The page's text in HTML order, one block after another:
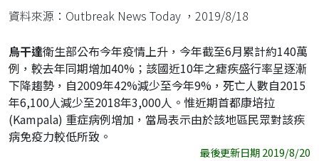
址
資料來源：Outbreak News Today ，2019/8/18
烏干達衛生部公布今年疫情上升，今年截至6月累計約140萬
例，較去年同期增加40%；該國近10年之瘧疾盛行率呈逐漸
下降趨勢，自2009年42%減少至今年9%，死亡人數自2015
年6,100人減少至2018年3,000人。惟近期首都康培拉
(Kampala) 重症病例增加，當局表示由於該地區民眾對該疾
病免疫力較低所致。
最後更新日期 2019/8/20